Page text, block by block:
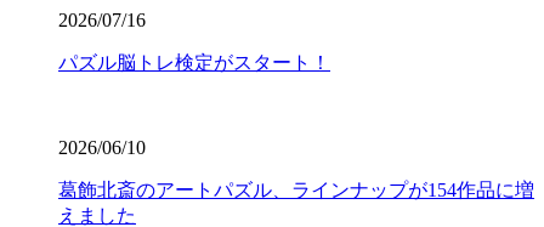
2026/07/16
パズル脳トレ検定がスタート！
2026/06/10
葛飾北斎のアートパズル、ラインナップが154作品に増
えました